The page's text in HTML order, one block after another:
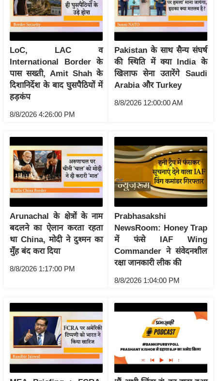
यं
ग
इं
डि
या
सा
हि
त्य
ज
त
ऑ
टो
व
र्ल्ड
न्यू
ज
ब्री
फ
नो
न
त
बॉ
ली
LoC, LAC व
International Border के
पास सख्ती, Amit Shah के
दिशानिर्देश के बाद घुसपैठियों में
हड़कंप
8/8/2026 4:26:00 PM
Pakistan के साथ सैन्य संघर्ष
की स्थिति में क्या India के
खिलाफ सेना उतारेंगे Saudi
Arabia और Turkey
8/8/2026 12:00:00 AM
Arunachal के क्षेत्रों के नाम
बदलने का ऐलान करता रहता
था China, मोदी ने दुश्मन का
मुँह बंद करा दिया
8/8/2026 1:17:00 PM
Prabhasakshi
NewsRoom: Honey Trap
में फंसे IAF Wing
Commander ने संवेदनशील
रक्षा जानकारी लीक की
8/8/2026 1:04:00 PM